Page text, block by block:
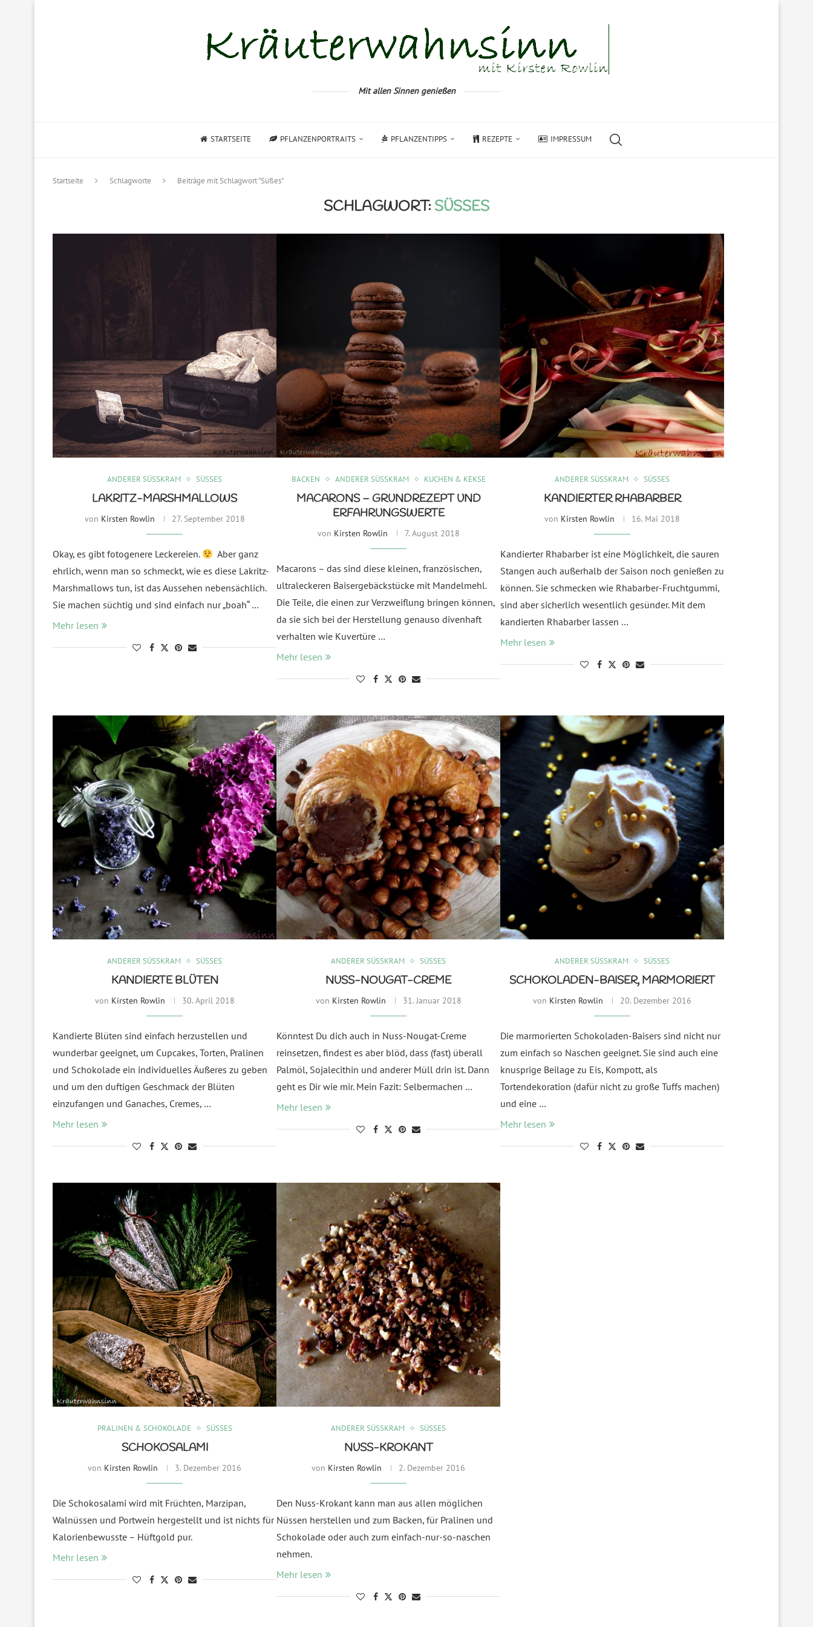
Mit allen Sinnen genießen
STARTSEITE PFLANZENPORTRAITS PFLANZENTIPPS REZEPTE IMPRESSUM
Startseite Schlagworte Beiträge mit Schlagwort "Süßes"
SCHLAGWORT:SÜSSES
ANDERER SÜSSKRAM SÜSSES
LAKRITZ-MARSHMALLOWS
von Kirsten Rowlin 27. September 2018
Okay, es gibt fotogenere Leckereien.
Aber ganz
ehrlich, wenn man so schmeckt, wie es diese Lakritz-
Marshmallows tun, ist das Aussehen nebensächlich.
Sie machen süchtig und sind einfach nur „boah“ …
Mehr lesen
BACKEN ANDERER SÜSSKRAM KUCHEN & KEKSE
MACARONS – GRUNDREZEPT UND
ERFAHRUNGSWERTE
von Kirsten Rowlin 7. August 2018
Macarons – das sind diese kleinen, französischen,
ultraleckeren Baisergebäckstücke mit Mandelmehl.
Die Teile, die einen zur Verzweiflung bringen können,
da sie sich bei der Herstellung genauso divenhaft
verhalten wie Kuvertüre …
Mehr lesen
ANDERER SÜSSKRAM SÜSSES
KANDIERTER RHABARBER
von Kirsten Rowlin 16. Mai 2018
Kandierter Rhabarber ist eine Möglichkeit, die sauren
Stangen auch außerhalb der Saison noch genießen zu
können. Sie schmecken wie Rhabarber-Fruchtgummi,
sind aber sicherlich wesentlich gesünder. Mit dem
kandierten Rhabarber lassen …
Mehr lesen
ANDERER SÜSSKRAM SÜSSES
KANDIERTE BLÜTEN
von Kirsten Rowlin 30. April 2018
Kandierte Blüten sind einfach herzustellen und
wunderbar geeignet, um Cupcakes, Torten, Pralinen
und Schokolade ein individuelles Äußeres zu geben
und um den duftigen Geschmack der Blüten
einzufangen und Ganaches, Cremes, …
Mehr lesen
ANDERER SÜSSKRAM SÜSSES
NUSS-NOUGAT-CREME
von Kirsten Rowlin 31. Januar 2018
Könntest Du dich auch in Nuss-Nougat-Creme
reinsetzen, findest es aber blöd, dass (fast) überall
Palmöl, Sojalecithin und anderer Müll drin ist. Dann
geht es Dir wie mir. Mein Fazit: Selbermachen …
Mehr lesen
ANDERER SÜSSKRAM SÜSSES
SCHOKOLADEN-BAISER, MARMORIERT
von Kirsten Rowlin 20. Dezember 2016
Die marmorierten Schokoladen-Baisers sind nicht nur
zum einfach so Naschen geeignet. Sie sind auch eine
knusprige Beilage zu Eis, Kompott, als
Tortendekoration (dafür nicht zu große Tuffs machen)
und eine …
Mehr lesen
PRALINEN & SCHOKOLADE SÜSSES
SCHOKOSALAMI
von Kirsten Rowlin 3. Dezember 2016
Die Schokosalami wird mit Früchten, Marzipan,
Walnüssen und Portwein hergestellt und ist nichts für
Kalorienbewusste – Hüftgold pur.
Mehr lesen
ANDERER SÜSSKRAM SÜSSES
NUSS-KROKANT
von Kirsten Rowlin 2. Dezember 2016
Den Nuss-Krokant kann man aus allen möglichen
Nüssen herstellen und zum Backen, für Pralinen und
Schokolade oder auch zum einfach-nur-so-naschen
nehmen.
Mehr lesen